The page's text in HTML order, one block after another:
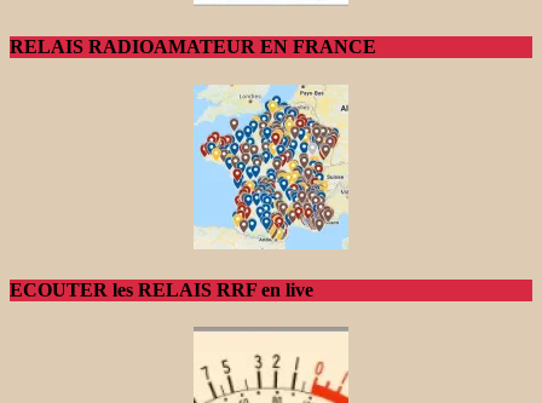
RELAIS RADIOAMATEUR EN FRANCE
ECOUTER les RELAIS RRF en live